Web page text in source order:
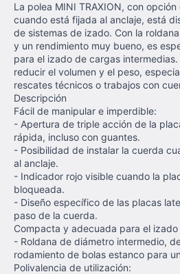
La polea MINI TRAXION, con
cuando está fijada al anclaje, está
de sistemas de izado. Con la
y un rendimiento muy bueno, es
para el izado de cargas
reducir el volumen y el peso,
rescates técnicos o trabajos con
Descripción
Fácil de manipular e imperdible:
- Apertura de triple acción de la
rápida, incluso con guantes.
- Posibilidad de instalar la cuerda
al anclaje.
- Indicador rojo visible cuando la
bloqueada.
- Diseño específico de las placas
paso de la cuerda.
Compacta y adecuada para el
- Roldana de diámetro intermedio,
rodamiento de bolas estanco para
Polivalencia de utilización: